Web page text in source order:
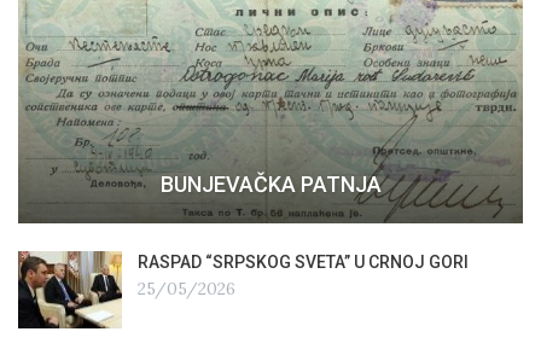
BUNJEVAČKA PATNJA
RASPAD “SRPSKOG SVETA” U CRNOJ GORI
25/05/2026